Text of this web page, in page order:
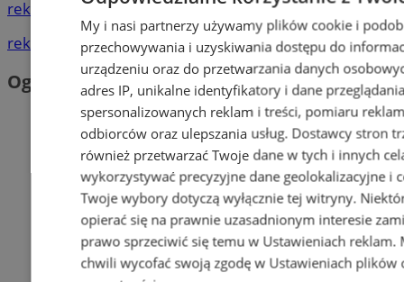
reklama
reklama
Ogłoszenia
My i nasi partnerzy używamy plików cookie i
przechowywania i uzyskiwania dostępu do
urządzeniu oraz do przetwarzania danych
adres IP, unikalne identyfikatory i dane
spersonalizowanych reklam i treści, pomiaru
odbiorców oraz ulepszania usług. Dostawcy stron
również przetwarzać Twoje dane w tych i innych
wykorzystywać precyzyjne dane geolokalizacyjne i
Twoje wybory dotyczą wyłącznie tej witryny.
opierać się na prawnie uzasadnionym interesie
prawo sprzeciwić się temu w Ustawieniach reklam.
chwili wycofać swoją zgodę w Ustawieniach plików